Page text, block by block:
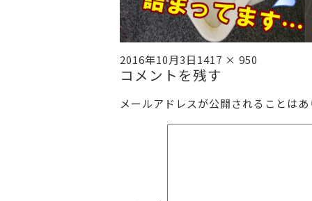
投
稿
日:
2016年10月3日フ
ル
サ
イ
ズ
1417 × 950
コメントを残す
メールアドレスが公開されることは